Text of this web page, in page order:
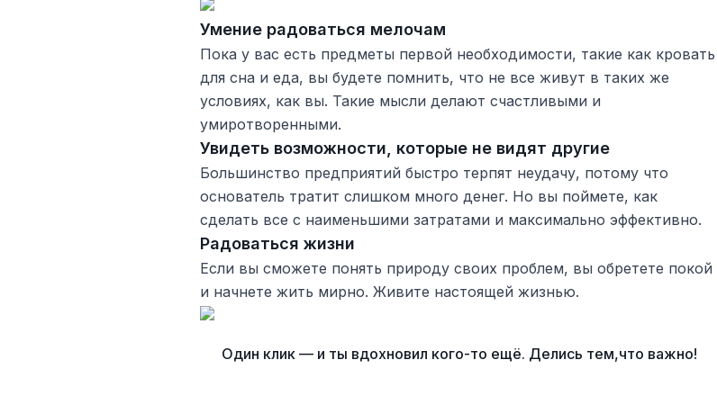
Умение радоваться мелочам
Пока у вас есть предметы первой необходимости, такие как кровать
для сна и еда, вы будете помнить, что не все живут в таких же
условиях, как вы. Такие мысли делают счастливыми и
умиротворенными.
Увидеть возможности, которые не видят другие
Большинство предприятий быстро терпят неудачу, потому что
основатель тратит слишком много денег. Но вы поймете, как
сделать все с наименьшими затратами и максимально эффективно.
Радоваться жизни
Если вы сможете понять природу своих проблем, вы обретете покой
и начнете жить мирно. Живите настоящей жизнью.